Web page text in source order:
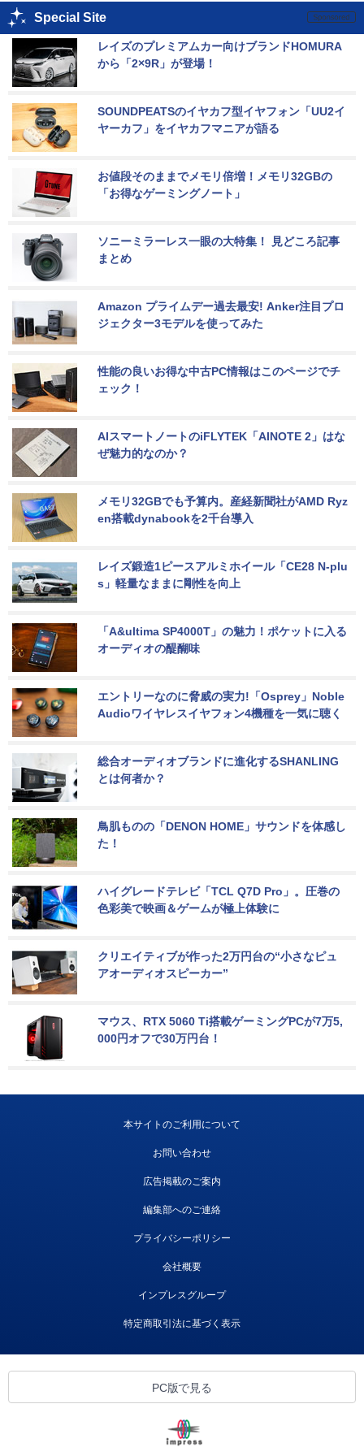
Special Site
レイズのプレミアムカー向けブランドHOMURA
から「2×9R」が登場！
SOUNDPEATSのイヤカフ型イヤフォン「UU2イ
ヤーカフ」をイヤカフマニアが語る
お値段そのままでメモリ倍増！メモリ32GBの
「お得なゲーミングノート」
ソニーミラーレス一眼の大特集！ 見どころ記事
まとめ
Amazon プライムデー過去最安! Anker注目プロ
ジェクター3モデルを使ってみた
性能の良いお得な中古PC情報はこのページでチ
ェック！
AIスマートノートのiFLYTEK「AINOTE 2」はな
ぜ魅力的なのか？
メモリ32GBでも予算内。産経新聞社がAMD Ryz
en搭載dynabookを2千台導入
レイズ鍛造1ピースアルミホイール「CE28 N-plu
s」軽量なままに剛性を向上
「A&ultima SP4000T」の魅力！ポケットに入る
オーディオの醍醐味
エントリーなのに脅威の実力!「Osprey」Noble
Audioワイヤレスイヤフォン4機種を一気に聴く
総合オーディオブランドに進化するSHANLING
とは何者か？
鳥肌ものの「DENON HOME」サウンドを体感し
た！
ハイグレードテレビ「TCL Q7D Pro」。圧巻の
色彩美で映画＆ゲームが極上体験に
クリエイティブが作った2万円台の“小さなピュ
アオーディオスピーカー”
マウス、RTX 5060 Ti搭載ゲーミングPCが7万5,
000円オフで30万円台！
本サイトのご利用について
お問い合わせ
広告掲載のご案内
編集部へのご連絡
プライバシーポリシー
会社概要
インプレスグループ
特定商取引法に基づく表示
PC版で見る